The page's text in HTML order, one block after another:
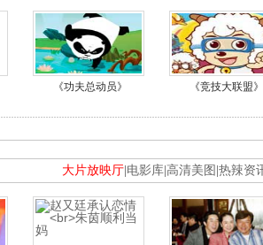
《功夫总动员》 《竞技大联盟》
大片放映厅 电影库 高清美图 热辣资